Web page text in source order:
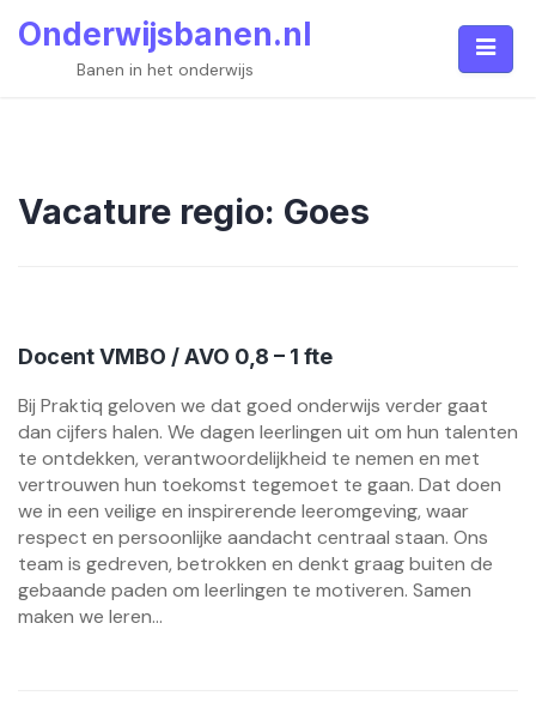
Onderwijsbanen.nl
Banen in het onderwijs
Vacature regio: Goes
Docent VMBO / AVO 0,8 – 1 fte
Bij Praktiq geloven we dat goed onderwijs verder gaat
dan cijfers halen. We dagen leerlingen uit om hun talenten
te ontdekken, verantwoordelijkheid te nemen en met
vertrouwen hun toekomst tegemoet te gaan. Dat doen
we in een veilige en inspirerende leeromgeving, waar
respect en persoonlijke aandacht centraal staan. Ons
team is gedreven, betrokken en denkt graag buiten de
gebaande paden om leerlingen te motiveren. Samen
maken we leren...